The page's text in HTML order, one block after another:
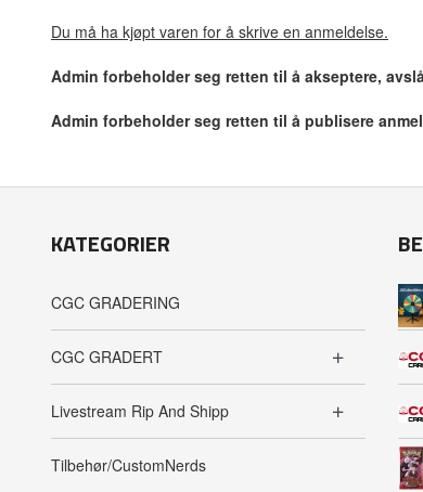
Du må ha kjøpt varen for å skrive en anmeldelse.
Admin forbeholder seg retten til å akseptere,
Admin forbeholder seg retten til å publisere
KATEGORIER
CGC GRADERING
CGC GRADERT
Livestream Rip And Shipp
Tilbehør/CustomNerds